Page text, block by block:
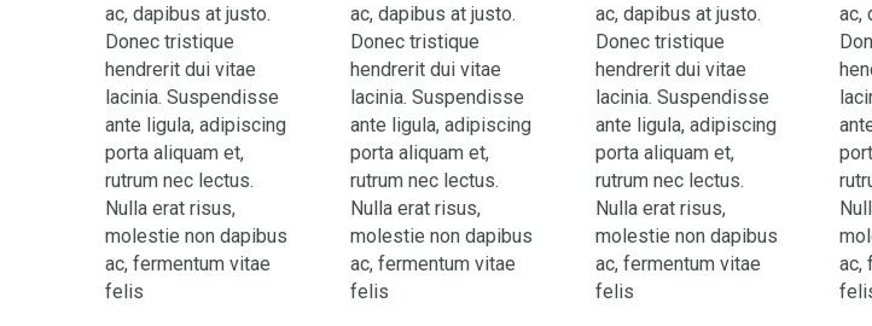
ac, dapibus at justo.
Donec tristique
hendrerit dui vitae
lacinia. Suspendisse
ante ligula, adipiscing
porta aliquam et,
rutrum nec lectus.
Nulla erat risus,
molestie non dapibus
ac, fermentum vitae
felis
ac, dapibus at justo.
Donec tristique
hendrerit dui vitae
lacinia. Suspendisse
ante ligula, adipiscing
porta aliquam et,
rutrum nec lectus.
Nulla erat risus,
molestie non dapibus
ac, fermentum vitae
felis
ac, dapibus at justo.
Donec tristique
hendrerit dui vitae
lacinia. Suspendisse
ante ligula, adipiscing
porta aliquam et,
rutrum nec lectus.
Nulla erat risus,
molestie non dapibus
ac, fermentum vitae
felis
ac,
ac,